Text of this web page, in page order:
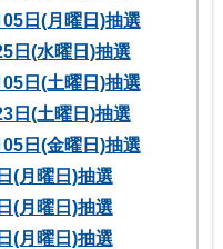
日(月曜日)抽選
日(水曜日)抽選
日(土曜日)抽選
日(土曜日)抽選
日(金曜日)抽選
(月曜日)抽選
(月曜日)抽選
(月曜日)抽選